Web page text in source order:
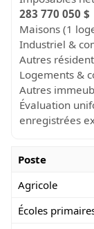
283 770 050 $
Maisons (1
Industriel &
Autres
Logements &
Autres
Évaluation
enregistrées
Poste
Agricole
Écoles